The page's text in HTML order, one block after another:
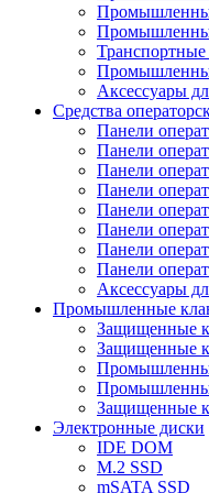
Аксессуары
Средства
Панели
Панели
Панели
Панели
Панели
Панели
Панели
Панели
Аксессуары
Промышленные
Защищенные
Защищенные
Защищенные
Электронные диски
IDE DOM
M.2 SSD
mSATA SSD